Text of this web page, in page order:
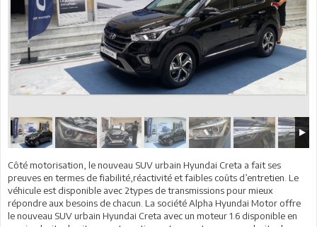
Côté motorisation, le nouveau SUV urbain Hyundai Creta a fait ses
preuves en termes de fiabilité,réactivité et faibles coûts d’entretien. Le
véhicule est disponible avec 2types de transmissions pour mieux
répondre aux besoins de chacun. La société Alpha Hyundai Motor offre
le nouveau SUV urbain Hyundai Creta avec un moteur 1.6 disponible en